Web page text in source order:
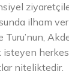
ilham
niteliktedir.